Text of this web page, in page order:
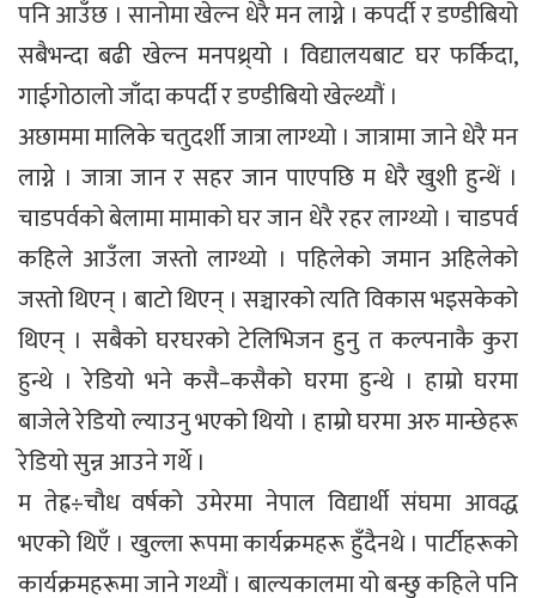
पनि आउँछ । सानोमा खेल्न धेरै मन लाग्ने । कपर्दी र डण्डीबियो
सबैभन्दा बढी खेल्न मनपथ्र्यो । विद्यालयबाट घर फर्किदा,
गाईगोठालो जाँदा कपर्दी र डण्डीबियो खेल्थ्यौं ।
अछाममा मालिके चतुदर्शी जात्रा लाग्थ्यो । जात्रामा जाने धेरै मन
लाग्ने । जात्रा जान र सहर जान पाएपछि म धेरै खुशी हुन्थें ।
चाडपर्वको बेलामा मामाको घर जान धेरै रहर लाग्थ्यो । चाडपर्व
कहिले आउँला जस्तो लाग्थ्यो । पहिलेको जमान अहिलेको
जस्तो थिएन् । बाटो थिएन् । सञ्चारको त्यति विकास भइसकेको
थिएन् । सबैको घरघरको टेलिभिजन हुनु त कल्पनाकै कुरा
हुन्थे । रेडियो भने कसै–कसैको घरमा हुन्थे । हाम्रो घरमा
बाजेले रेडियो ल्याउनु भएको थियो । हाम्रो घरमा अरु मान्छेहरू
रेडियो सुन्न आउने गर्थे ।
म तेह्र÷चौध वर्षको उमेरमा नेपाल विद्यार्थी संघमा आवद्ध
भएको थिएँ । खुल्ला रूपमा कार्यक्रमहरू हुँदैनथे । पार्टीहरूको
कार्यक्रमहरूमा जाने गथ्यौं । बाल्यकालमा यो बन्छु कहिले पनि